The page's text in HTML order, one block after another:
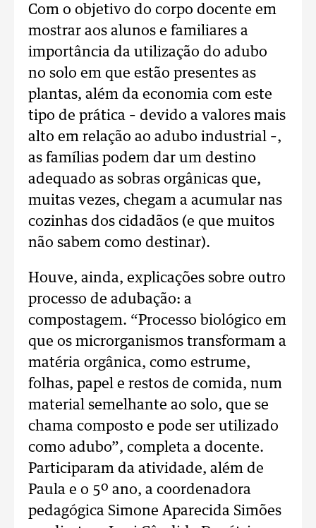
Com o objetivo do corpo docente em
mostrar aos alunos e familiares a
importância da utilização do adubo
no solo em que estão presentes as
plantas, além da economia com este
tipo de prática – devido a valores mais
alto em relação ao adubo industrial –,
as famílias podem dar um destino
adequado as sobras orgânicas que,
muitas vezes, chegam a acumular nas
cozinhas dos cidadãos (e que muitos
não sabem como destinar).
Houve, ainda, explicações sobre outro
processo de adubação: a
compostagem. “Processo biológico em
que os microrganismos transformam a
matéria orgânica, como estrume,
folhas, papel e restos de comida, num
material semelhante ao solo, que se
chama composto e pode ser utilizado
como adubo”, completa a docente.
Participaram da atividade, além de
Paula e o 5º ano, a coordenadora
pedagógica Simone Aparecida Simões